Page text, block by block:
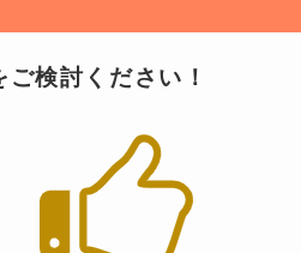
検討ください！